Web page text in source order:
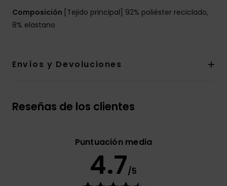
Composición [Tejido principal] 92% poliéster reciclado,
8% elastano
Envíos y Devoluciones
Reseñas de los clientes
Puntuación media
4.7/5